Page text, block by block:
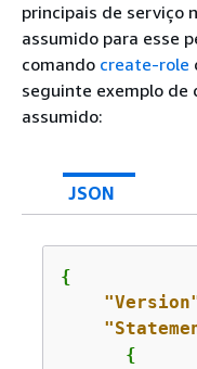
principais de serviço
assumido para esse
comando create-role
seguinte exemplo
assumido:
JSON
{
{